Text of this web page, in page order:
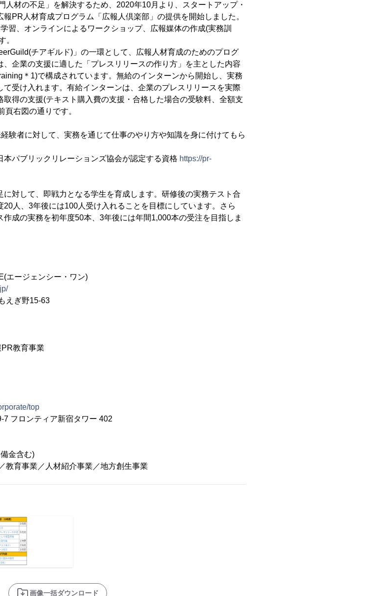
人材の不足」を解決するため、2020年10月より、スタートアップ・
PR人材育成プログラム「広報人倶楽部」の提供を開始しました。
習、オンラインによるワークショップ、広報媒体の作成(実務訓
。
チアギルド)」の一環として、広報人材育成のためのプログ
企業の支援に適した「プレスリリースの作り方」を主とした内容
＊1)で構成されています。無給のインターンから開始し、実務
受け入れます。有給インターンは、企業のプレスリリースを実際
得の支援(テキスト購入費の支援・合格した場合の受験料、全額支
右図の通りです。
験者に対して、実務を通じて仕事のやり方や知識を身に付けてもら
パブリックリレーションズ協会が認定する資格 https://pr-
対して、即戦力となる学生を育成します。研修後の実務テスト合
人、3年後には100人受け入れることを目標にしています。さら
成の実務を初年度50本、3年後には年間1,000本の受注を目指しま
ージェンシー・ワン)
えぎ野15-63
教育事業
top
フロンティア新宿タワー 402
金含む)
育事業／人材紹介事業／地方創生事業
画像一括ダウンロード